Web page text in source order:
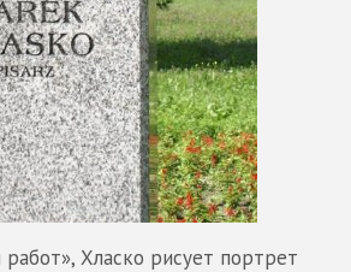
Хласко рисует портрет